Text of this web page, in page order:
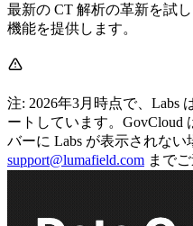
最新の CT 解析の革新を試
機能を提供します。
注: 2026年3月時点で、Labs
ートしています。GovCloud
バーに Labs が表示されな
support@lumafield.com まで